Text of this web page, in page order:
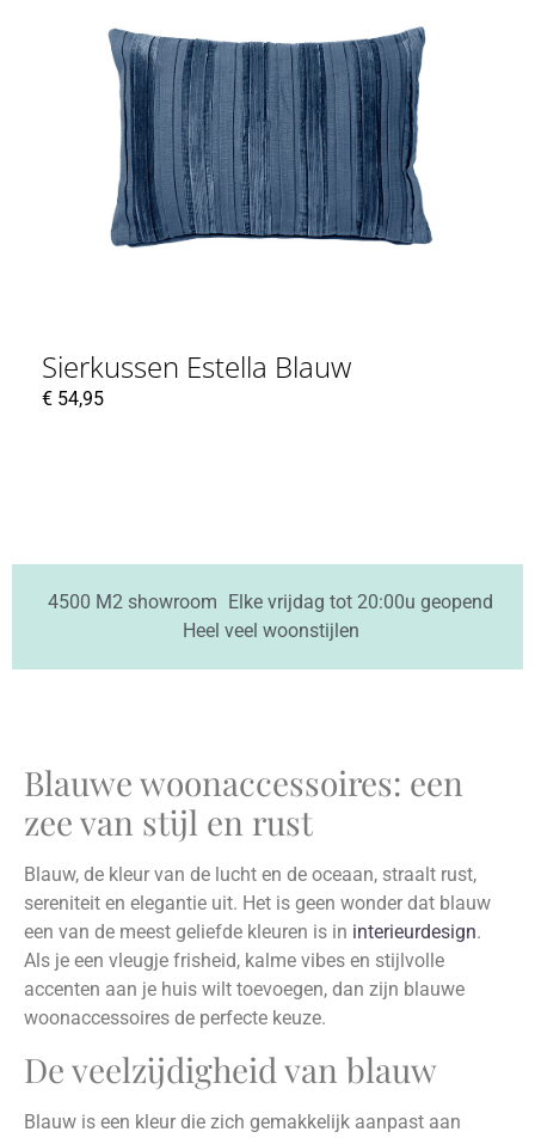
Sierkussen Estella Blauw
€ 54,95
4500 M2 showroom Elke vrijdag tot 20:00u geopend
Heel veel woonstijlen
Blauwe woonaccessoires: een
zee van stijl en rust
Blauw, de kleur van de lucht en de oceaan, straalt rust,
sereniteit en elegantie uit. Het is geen wonder dat blauw
een van de meest geliefde kleuren is in interieurdesign.
Als je een vleugje frisheid, kalme vibes en stijlvolle
accenten aan je huis wilt toevoegen, dan zijn blauwe
woonaccessoires de perfecte keuze.
De veelzijdigheid van blauw
Blauw is een kleur die zich gemakkelijk aanpast aan